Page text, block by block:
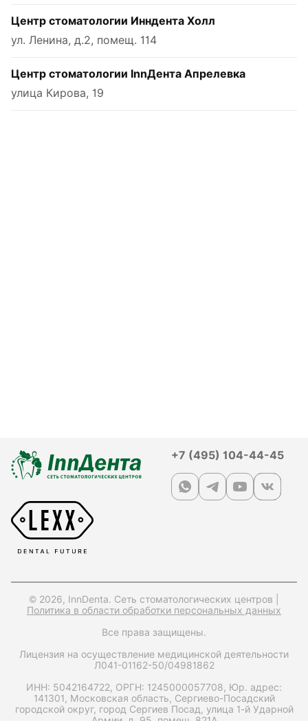
Центр стоматологии Инндента Холл
ул. Ленина, д.2, помещ. 114
Центр стоматологии InnДента Апрелевка
улица Кирова, 19
+7 (495) 104-44-45
© 2026, InnDenta. Сеть стоматологических центров |
Политика в области обработки персональных данных
Все права защищены.
Лицензия на осуществление медицинской деятельности
Л041-01162-50/04981862
ИНН: 5042164722, ОРГН: 1245000057708, Юр. адрес:
141301, Московская область, Сергиево-Посадский
городской округ, город Сергиев Посад, улица 1-й Ударной